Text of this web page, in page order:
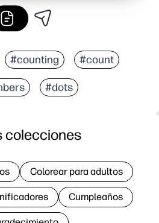
#counting #count
#dots
colecciones
Colorear para adultos
Cumpleaños